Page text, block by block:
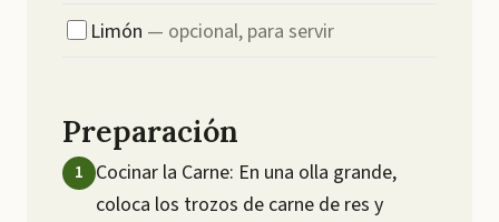
Limón — opcional, para servir
Preparación
Cocinar la Carne: En una olla grande,
coloca los trozos de carne de res y